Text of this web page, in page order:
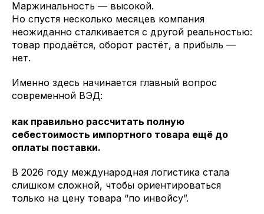
Маржинальность — высокой.
Но спустя несколько месяцев компания
неожиданно сталкивается с другой реальностью:
товар продаётся, оборот растёт, а прибыль —
нет.
Именно здесь начинается главный вопрос
современной ВЭД:
как правильно рассчитать полную
себестоимость импортного товара ещё до
оплаты поставки.
В 2026 году международная логистика стала
слишком сложной, чтобы ориентироваться
только на цену товара “по инвойсу”.